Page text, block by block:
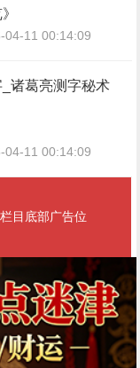
04-11 00:14:09
诸葛亮测字秘术
04-11 00:14:09
目底部广告位